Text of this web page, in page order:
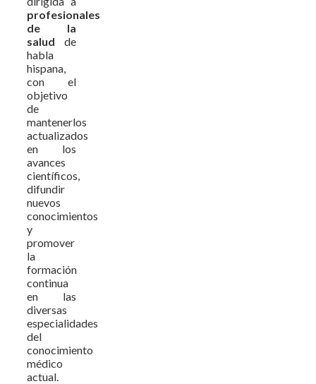
profesionales
de la
salud de
habla
hispana,
con el
objetivo
de
mantenerlos
actualizados
en los
avances
científicos,
difundir
nuevos
conocimientos
y
promover
la
formación
continua
en las
diversas
especialidades
del
conocimiento
médico
actual.